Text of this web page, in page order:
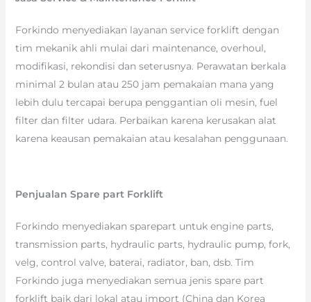
Forkindo menyediakan layanan service forklift dengan
tim mekanik ahli mulai dari maintenance, overhoul,
modifikasi, rekondisi dan seterusnya. Perawatan berkala
minimal 2 bulan atau 250 jam pemakaian mana yang
lebih dulu tercapai berupa penggantian oli mesin, fuel
filter dan filter udara. Perbaikan karena kerusakan alat
karena keausan pemakaian atau kesalahan penggunaan.
Penjualan Spare part Forklift
Forkindo menyediakan sparepart untuk engine parts,
transmission parts, hydraulic parts, hydraulic pump, fork,
velg, control valve, baterai, radiator, ban, dsb. Tim
Forkindo juga menyediakan semua jenis spare part
forklift baik dari lokal atau import (China dan Korea